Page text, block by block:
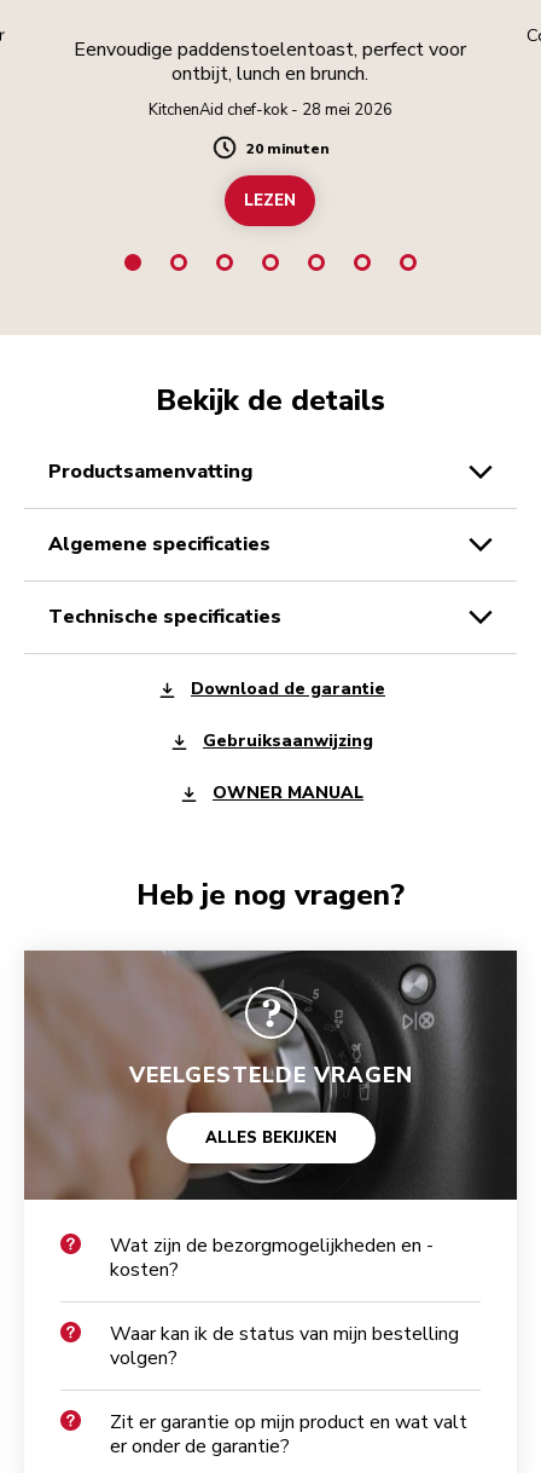
Eenvoudige paddenstoelentoast, perfect voor
ontbijt, lunch en brunch.
KitchenAid chef-kok - 28 mei 2026
Duration
20 minuten
LEZEN
Bekijk de details
productsamenvatting
algemene specificaties
technische specificaties
Download de garantie
Gebruiksaanwijzing
OWNER MANUAL
Heb je nog vragen?
VEELGESTELDE VRAGEN
ALLES BEKIJKEN
Wat zijn de bezorgmogelijkheden en -
kosten?
Waar kan ik de status van mijn bestelling
volgen?
Zit er garantie op mijn product en wat valt
er onder de garantie?